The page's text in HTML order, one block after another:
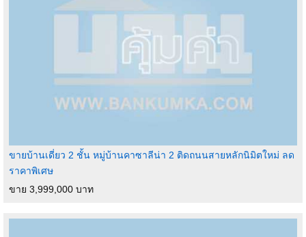
ขายบ้านเดี่ยว 2 ชั้น หมู่บ้านคาซาลีน่า 2 ติดถนนสายหลักนิมิตใหม่ ลด
ราคาพิเศษ
ขาย 3,999,000 บาท